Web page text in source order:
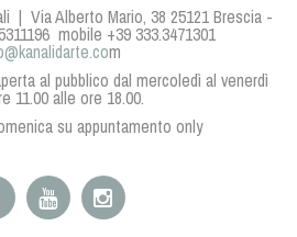
| Via Alberto Mario, 38 25121 Brescia -
mobile +39 333.3471301
m
al pubblico dal mercoledì al venerdì
11.00 alle ore 18.00.
su appuntamento only